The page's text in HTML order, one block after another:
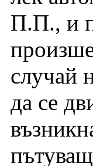
П.П., и
случай
да се